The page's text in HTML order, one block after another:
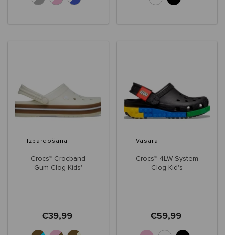
Izpārdošana
Crocs™ Crocband
Gum Clog Kids'
€39,99
Vasarai
Crocs™ 4LW System
Clog Kid's
€59,99